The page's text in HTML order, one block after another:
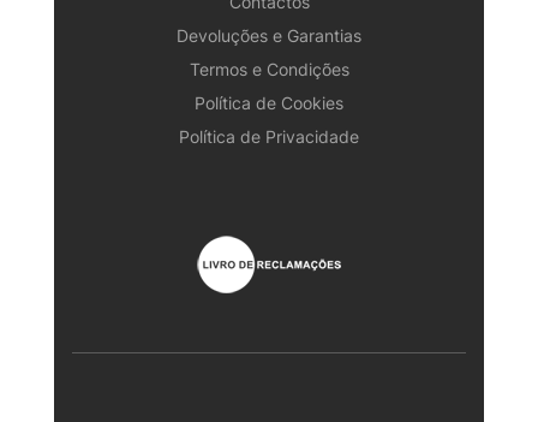
Devoluções e Garantias
Termos e Condições
Política de Cookies
Política de Privacidade